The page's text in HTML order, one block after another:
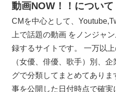
動画NOW！！について
CMを中心として、
上で話題の動画 をノンジャ
録するサイトです。 一万以
（女優、俳優、歌手）別、
グで分類してまとめてあり
事を公開した日付時点で確